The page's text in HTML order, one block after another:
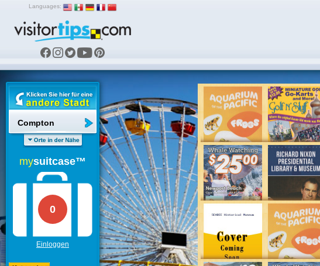
Languages:
Compton
mysuitcase™
0
Einloggen